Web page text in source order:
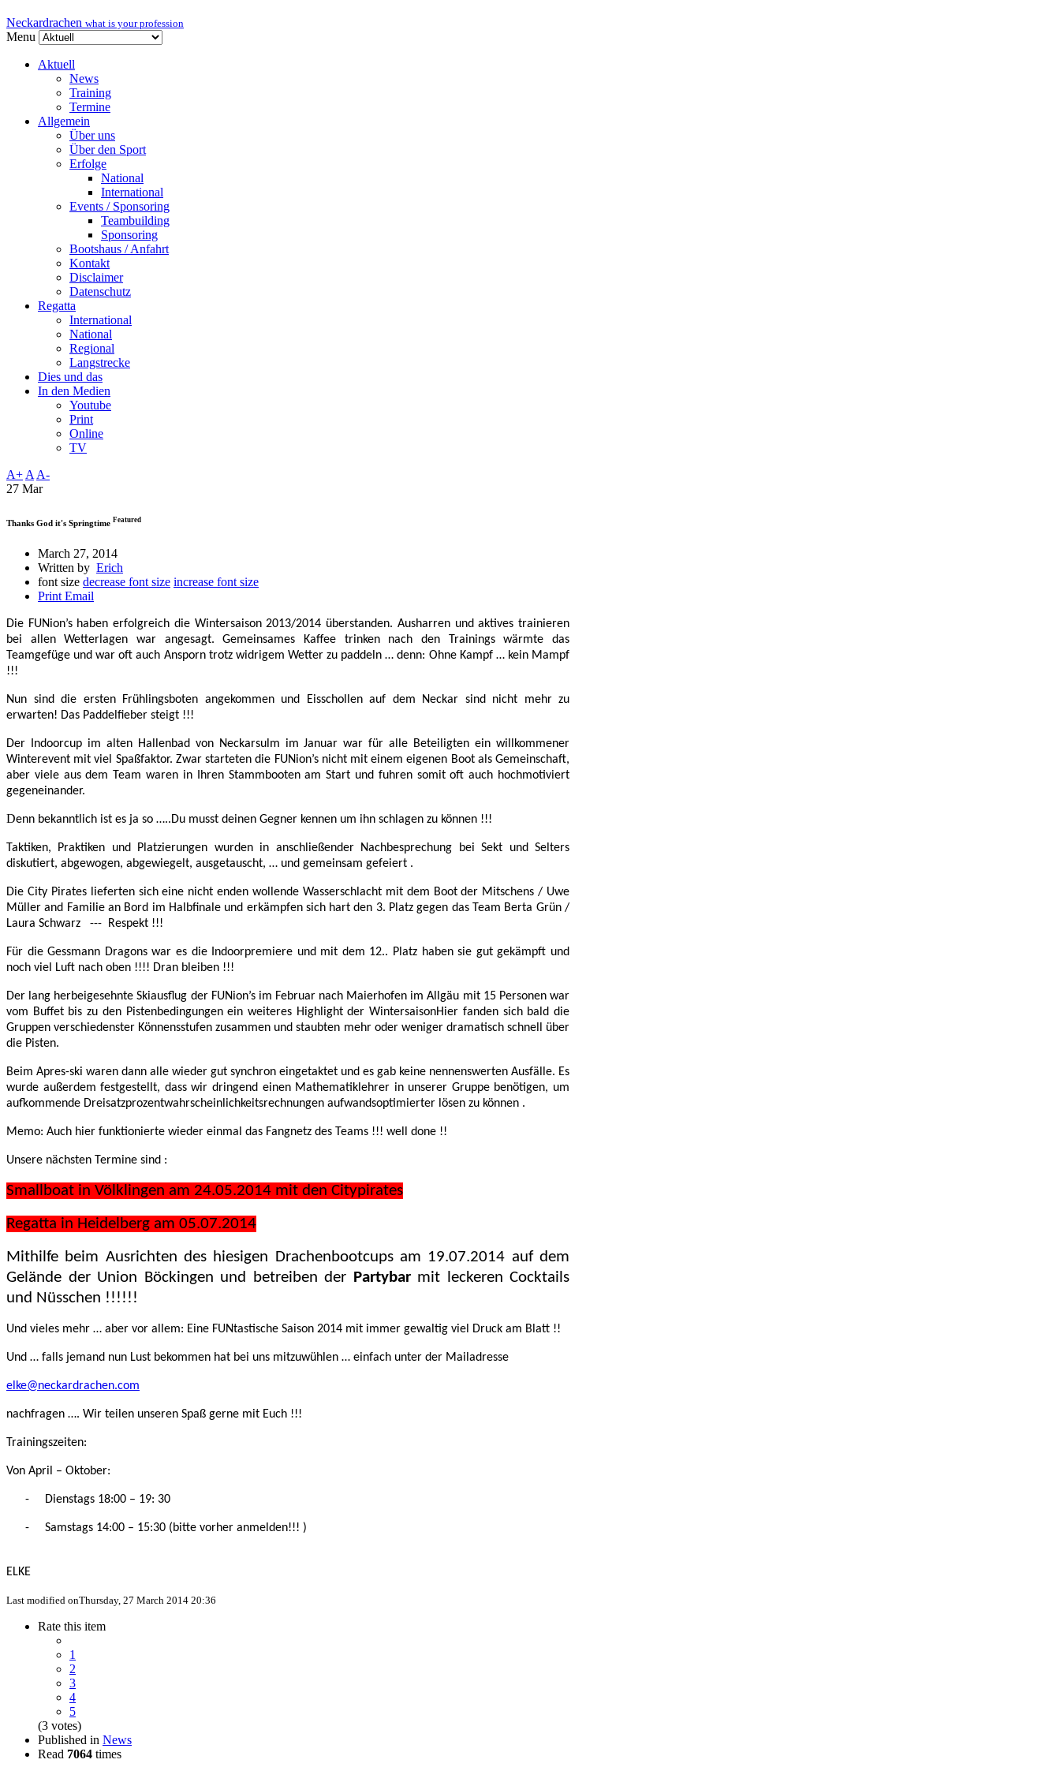
Neckardrachen what is your profession
Menu
Aktuell
News
Training
Termine
Allgemein
Über uns
Über den Sport
Erfolge
National
International
Events / Sponsoring
Teambuilding
Sponsoring
Bootshaus / Anfahrt
Kontakt
Disclaimer
Datenschutz
Regatta
International
National
Regional
Langstrecke
Dies und das
In den Medien
Youtube
Print
Online
TV
A+ A A-
27 Mar
Thanks God it's Springtime Featured
March 27, 2014
Written by Erich
font size decrease font size increase font size
PrintEmail
Die FUNion’s haben erfolgreich die Wintersaison 2013/2014 überstanden. Ausharren und aktives trainieren
bei allen Wetterlagen war angesagt. Gemeinsames Kaffee trinken nach den Trainings wärmte das
Teamgefüge und war oft auch Ansporn trotz widrigem Wetter zu paddeln … denn: Ohne Kampf … kein Mampf
!!!
Nun sind die ersten Frühlingsboten angekommen und Eisschollen auf dem Neckar sind nicht mehr zu
erwarten! Das Paddelfieber steigt !!!
Der Indoorcup im alten Hallenbad von Neckarsulm im Januar war für alle Beteiligten ein willkommener
Winterevent mit viel Spaßfaktor. Zwar starteten die FUNion’s nicht mit einem eigenen Boot als Gemeinschaft,
aber viele aus dem Team waren in Ihren Stammbooten am Start und fuhren somit oft auch hochmotiviert
gegeneinander.
Denn bekanntlich ist es ja so …..Du musst deinen Gegner kennen um ihn schlagen zu können !!!
Taktiken, Praktiken und Platzierungen wurden in anschließender Nachbesprechung bei Sekt und Selters
diskutiert, abgewogen, abgewiegelt, ausgetauscht, … und gemeinsam gefeiert .
Die City Pirates lieferten sich eine nicht enden wollende Wasserschlacht mit dem Boot der Mitschens / Uwe
Müller and Familie an Bord im Halbfinale und erkämpfen sich hart den 3. Platz gegen das Team Berta Grün /
Laura Schwarz
--- Respekt !!!
Für die Gessmann Dragons war es die Indoorpremiere und mit dem 12.. Platz haben sie gut gekämpft und
noch viel Luft nach oben !!!! Dran bleiben !!!
Der lang herbeigesehnte Skiausflug der FUNion’s im Februar nach Maierhofen im Allgäu mit 15 Personen war
vom Buffet bis zu den Pistenbedingungen ein weiteres Highlight der WintersaisonHier fanden sich bald die
Gruppen verschiedenster Könnensstufen zusammen und staubten mehr oder weniger dramatisch schnell über
die Pisten.
Beim Apres-ski waren dann alle wieder gut synchron eingetaktet und es gab keine nennenswerten Ausfälle. Es
wurde außerdem festgestellt, dass wir dringend einen Mathematiklehrer in unserer Gruppe benötigen, um
aufkommende Dreisatzprozentwahrscheinlichkeitsrechnungen aufwandsoptimierter lösen zu können .
Memo: Auch hier funktionierte wieder einmal das Fangnetz des Teams !!! well done !!
Unsere nächsten Termine sind :
Smallboat in Völklingen am 24.05.2014 mit den Citypirates
Regatta in Heidelberg am 05.07.2014
Mithilfe beim Ausrichten des hiesigen Drachenbootcups am 19.07.2014 auf dem
Gelände der Union Böckingen und betreiben der Partybarmit leckeren Cocktails
und Nüsschen !!!!!!
Und vieles mehr … aber vor allem: Eine FUNtastische Saison 2014 mit immer gewaltig viel Druck am Blatt !!
Und … falls jemand nun Lust bekommen hat bei uns mitzuwühlen … einfach unter der Mailadresse
elke@neckardrachen.com
nachfragen …. Wir teilen unseren Spaß gerne mit Euch !!!
Trainingszeiten:
Von April – Oktober:
- Dienstags 18:00 – 19: 30
- Samstags 14:00 – 15:30 (bitte vorher anmelden!!! )
ELKE
Last modified onThursday, 27 March 2014 20:36
Rate this item
1
2
3
4
5
(3 votes)
Published in News
Read 7064 times